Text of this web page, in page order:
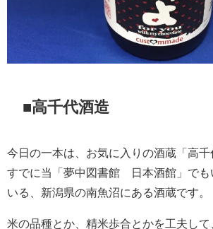
■高千代酒造
今日の一本は、お気に入りの酒蔵「高千
すでに当「夢中図書館 日本酒館」でも
いる、新潟県の南魚沼にある酒蔵です。
米の品種とか、精米歩合とかを工夫し